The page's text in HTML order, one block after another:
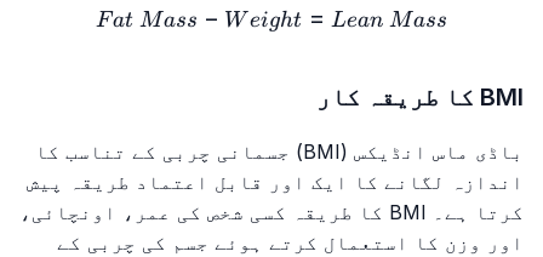
= Weight - Fat\ Mass Lean Mass
=
Weight
−
Fat Mass
BMI کا طریقہ کار
باڈی ماس انڈیکس (BMI) جسمانی چربی کے تناسب کا
اندازہ لگانے کا ایک اور قابل اعتماد طریقہ پیش
کرتا ہے۔ BMI کا طریقہ کسی شخص کی عمر، اونچائی،
اور وزن کا استعمال کرتے ہوئے جسم کی چربی کے